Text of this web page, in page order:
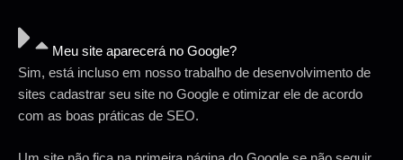
Meu site aparecerá no Google?
Sim, está incluso em nosso trabalho de desenvolvimento de
sites cadastrar seu site no Google e otimizar ele de acordo
com as boas práticas de SEO.